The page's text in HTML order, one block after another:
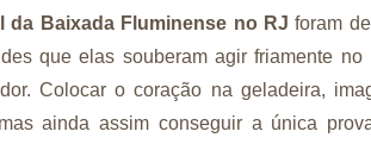
da Baixada Fluminense no RJ foram
que elas souberam agir friamente no
Colocar o coração na geladeira,
ainda assim conseguir a única